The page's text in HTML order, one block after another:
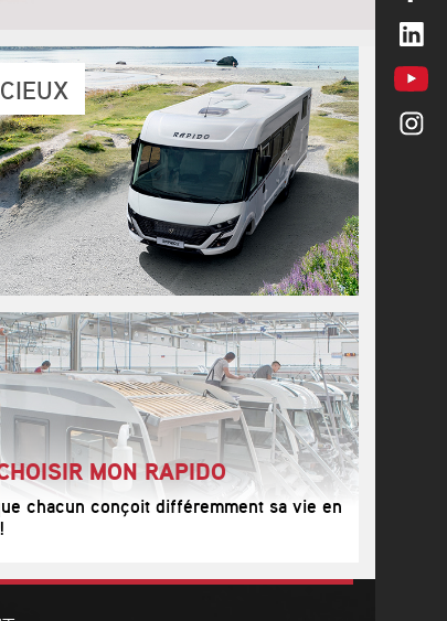
Série6F Série8F Série80dF
MON RAPIDO
chacun conçoit différemment sa vie en